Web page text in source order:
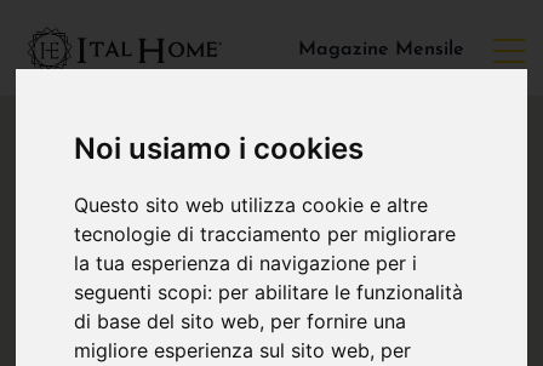
Noi usiamo i cookies
Questo sito web utilizza cookie e altre
tecnologie di tracciamento per migliorare
la tua esperienza di navigazione per i
seguenti scopi: per abilitare le funzionalità
di base del sito web, per fornire una
migliore esperienza sul sito web, per
Magazine Mensile